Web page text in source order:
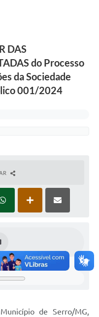
/ Tributos
- LOA -
DAS
do Processo
da Sociedade
001/2024
de Serro/MG,